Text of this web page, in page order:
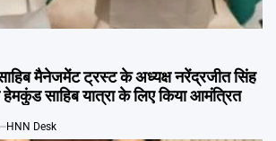
मैनेजमेंट ट्रस्ट के अध्यक्ष नरेंद्रजीत सिंह
हेमकुंड साहिब यात्रा के लिए किया आमंत्रित
HNN Desk